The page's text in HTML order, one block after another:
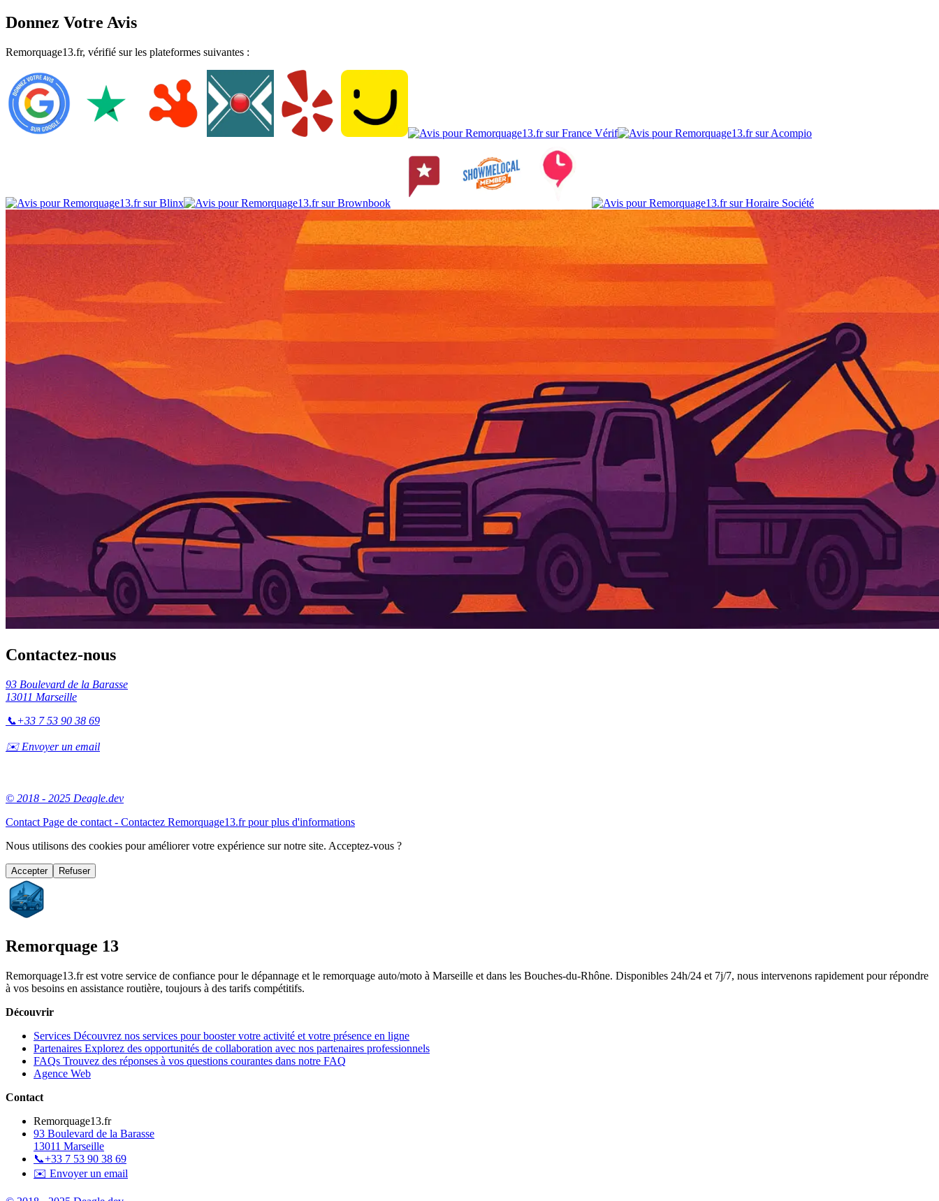
Donnez Votre Avis
Remorquage13.fr, vérifié sur les plateformes suivantes :
Contactez-nous
93 Boulevard de la Barasse
13011 Marseille
📞+33 7 53 90 38 69
✉️ Envoyer un email
© 2018 - 2025 Deagle.dev
Contact Page de contact - Contactez Remorquage13.fr pour plus d'informations
Nous utilisons des cookies pour améliorer votre expérience sur notre site. Acceptez-vous ?
Accepter Refuser
Remorquage 13
Remorquage13.fr est votre service de confiance pour le dépannage et le remorquage auto/moto à Marseille et dans les Bouches-du-Rhône. Disponibles 24h/24 et 7j/7, nous intervenons rapidement pour répondre
à vos besoins en assistance routière, toujours à des tarifs compétitifs.
Découvrir
Services Découvrez nos services pour booster votre activité et votre présence en ligne
Partenaires Explorez des opportunités de collaboration avec nos partenaires professionnels
FAQs Trouvez des réponses à vos questions courantes dans notre FAQ
Agence Web
Contact
Remorquage13.fr
93 Boulevard de la Barasse
13011 Marseille
📞+33 7 53 90 38 69
✉️ Envoyer un email